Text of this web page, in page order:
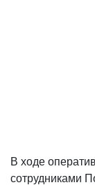
В ходе
сотрудниками